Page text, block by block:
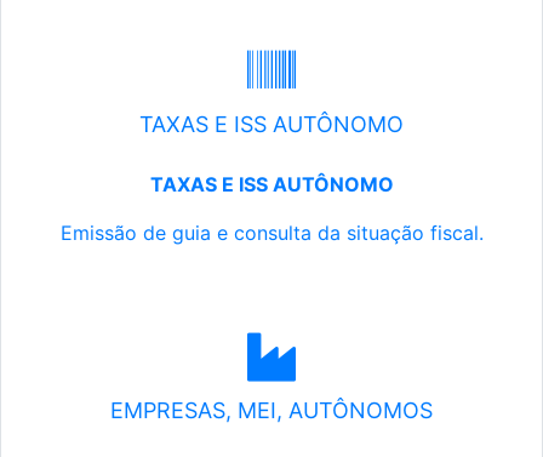
TAXAS E ISS AUTÔNOMO
TAXAS E ISS AUTÔNOMO
Emissão de guia e consulta da situação fiscal.
EMPRESAS, MEI, AUTÔNOMOS